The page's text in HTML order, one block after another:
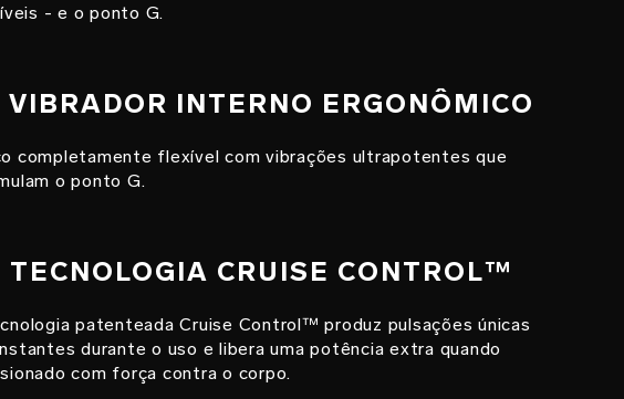
- e o ponto G.
VIBRADOR INTERNO ERGONÔMICO
completamente flexível com vibrações ultrapotentes que
o ponto G.
TECNOLOGIA CRUISE CONTROL™
patenteada Cruise Control™ produz pulsações únicas
durante o uso e libera uma potência extra quando
com força contra o corpo.